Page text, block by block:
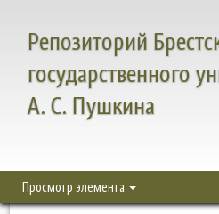
Репозиторий
государственного
А. С. Пушкина
Просмотр элемента